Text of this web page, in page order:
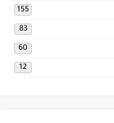
155
83
60
12